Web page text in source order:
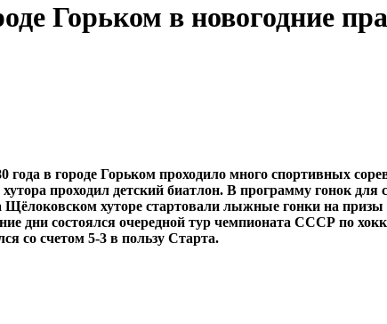
Горьком в новогодние
в городе Горьком проходило много спортивных
проходил детский биатлон. В программу гонок
хуторе стартовали лыжные гонки на призы
дни состоялся очередной тур чемпионата СССР по
со счетом 5-3 в пользу Старта.